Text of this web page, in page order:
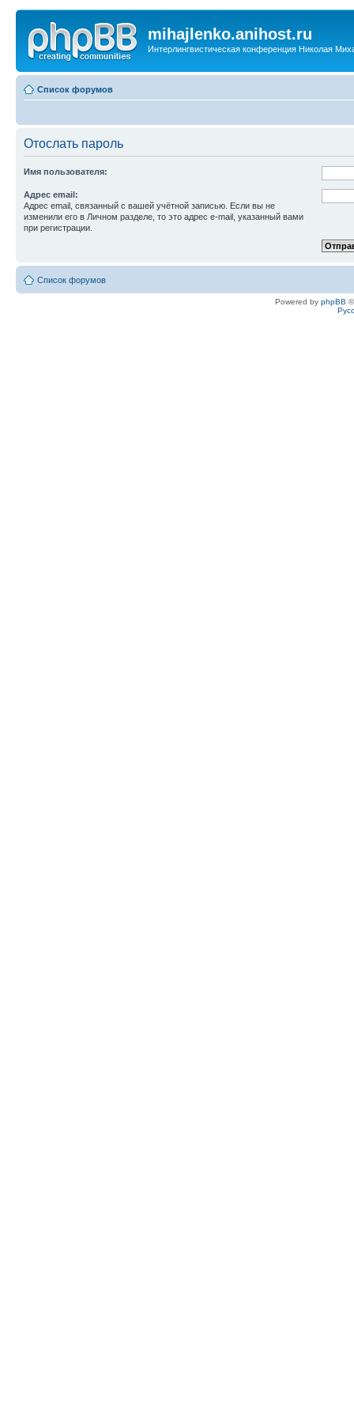
mihajlenko.anihost.ru
Интерлингвистическая конференция Николая
Список форумов
Отослать пароль
Имя пользователя:
Адрес email:
Адрес email, связанный с вашей учётной записью. Если вы не
изменили его в Личном разделе, то это адрес e-mail, указанный вами
при регистрации.
Список форумов
Powered by phpBB